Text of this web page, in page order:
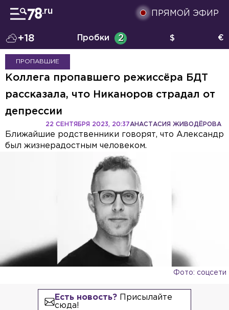
ПРЯМОЙ ЭФИР
+18 Пробки 2 $ €
ПРОПАВШИЕ
Коллега пропавшего режиссёра БДТ
рассказала, что Никаноров страдал от
депрессии
АНАСТАСИЯ ЖИВОДЁРОВА
22 СЕНТЯБРЯ 2023, 20:37
Ближайшие родственники говорят, что Александр
был жизнерадостным человеком.
Фото: соцсети
Есть новость?Присылайте
сюда!